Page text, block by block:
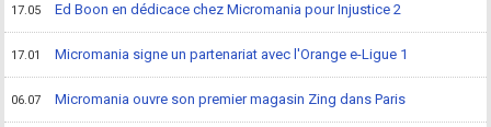
17.05 Ed Boon en dédicace chez Micromania pour Injustice 2
17.01 Micromania signe un partenariat avec l'Orange e-Ligue 1
06.07 Micromania ouvre son premier magasin Zing dans Paris